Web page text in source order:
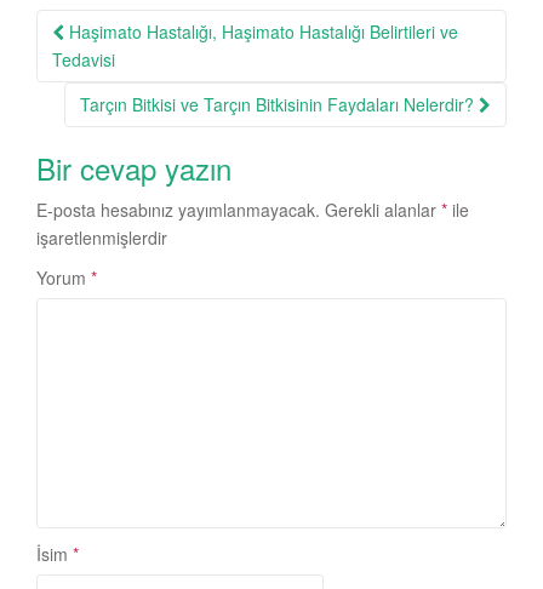
Post
navigation
Haşimato Hastalığı, Haşimato Hastalığı Belirtileri ve
Tedavisi
Tarçın Bitkisi ve Tarçın Bitkisinin Faydaları Nelerdir?
Bir cevap yazın
E-posta hesabınız yayımlanmayacak. Gerekli alanlar * ile
işaretlenmişlerdir
Yorum *
İsim *